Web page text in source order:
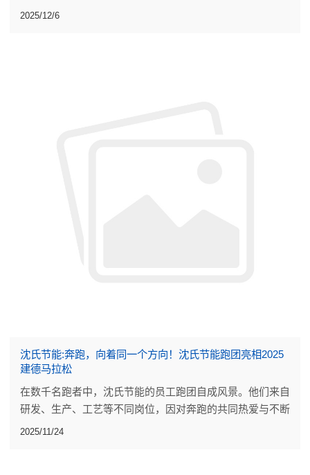
道技术的最新突破——适用于船舶的微通道碳捕集技术方
2025/12/6
沈氏节能:奔跑，向着同一个方向！沈氏节能跑团亮相2025
建德马拉松
在数千名跑者中，沈氏节能的员工跑团自成风景。他们来自
研发、生产、工艺等不同岗位，因对奔跑的共同热爱与不断
挑战自我的信念，并肩站上同一条起跑线。
2025/11/24